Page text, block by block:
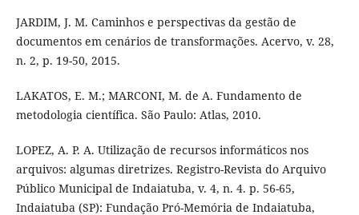
JARDIM, J. M. Caminhos e perspectivas da gestão de
documentos em cenários de transformações. Acervo, v. 28,
n. 2, p. 19-50, 2015.
LAKATOS, E. M.; MARCONI, M. de A. Fundamento de
metodologia científica. São Paulo: Atlas, 2010.
LOPEZ, A. P. A. Utilização de recursos informáticos nos
arquivos: algumas diretrizes. Registro-Revista do Arquivo
Público Municipal de Indaiatuba, v. 4, n. 4. p. 56-65,
Indaiatuba (SP): Fundação Pró-Memória de Indaiatuba,